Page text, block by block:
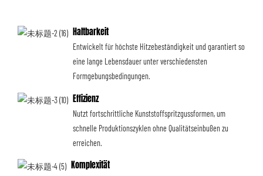
Haltbarkeit
Entwickelt für höchste Hitzebeständigkeit und garantiert so
eine lange Lebensdauer unter verschiedensten
Formgebungsbedingungen.
Effizienz
Nutzt fortschrittliche Kunststoffspritzgussformen, um
schnelle Produktionszyklen ohne Qualitätseinbußen zu
erreichen.
Komplexität